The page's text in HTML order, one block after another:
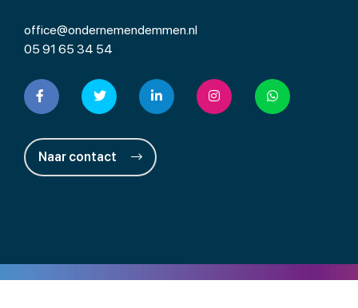
office@ondernemendemmen.nl
05 91 65 34 54
Naar contact